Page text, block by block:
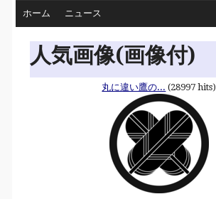
ホーム ニュース
人気画像(画像付)
丸に違い鷹の... (28997 hits)